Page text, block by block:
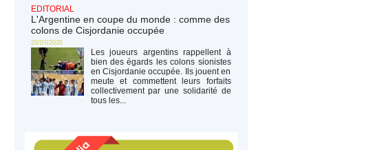
EDITORIAL
L'Argentine en coupe du monde : comme des
colons de Cisjordanie occupée
20/07/2026
Les joueurs argentins rappellent à
bien des égards les colons sionistes
en Cisjordanie occupée. Ils jouent en
meute et commettent leurs forfaits
collectivement par une solidarité de
tous les...